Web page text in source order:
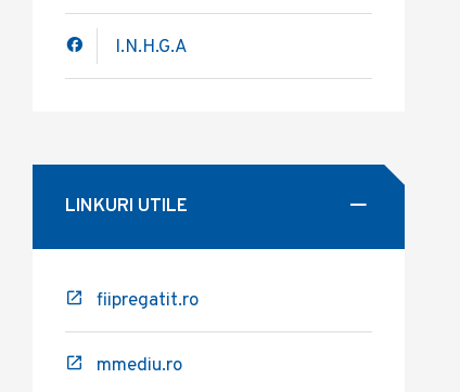
I.N.H.G.A
LINKURI UTILE
fiipregatit.ro
mmediu.ro